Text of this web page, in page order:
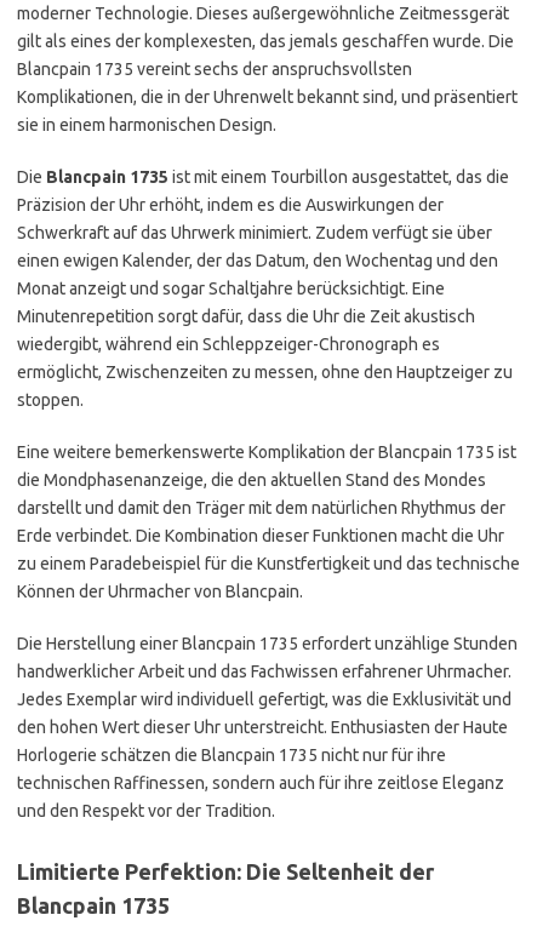
moderner Technologie. Dieses außergewöhnliche Zeitmessgerät
gilt als eines der komplexesten, das jemals geschaffen wurde. Die
Blancpain 1735 vereint sechs der anspruchsvollsten
Komplikationen, die in der Uhrenwelt bekannt sind, und präsentiert
sie in einem harmonischen Design.
Die Blancpain 1735 ist mit einem Tourbillon ausgestattet, das die
Präzision der Uhr erhöht, indem es die Auswirkungen der
Schwerkraft auf das Uhrwerk minimiert. Zudem verfügt sie über
einen ewigen Kalender, der das Datum, den Wochentag und den
Monat anzeigt und sogar Schaltjahre berücksichtigt. Eine
Minutenrepetition sorgt dafür, dass die Uhr die Zeit akustisch
wiedergibt, während ein Schleppzeiger-Chronograph es
ermöglicht, Zwischenzeiten zu messen, ohne den Hauptzeiger zu
stoppen.
Eine weitere bemerkenswerte Komplikation der Blancpain 1735 ist
die Mondphasenanzeige, die den aktuellen Stand des Mondes
darstellt und damit den Träger mit dem natürlichen Rhythmus der
Erde verbindet. Die Kombination dieser Funktionen macht die Uhr
zu einem Paradebeispiel für die Kunstfertigkeit und das technische
Können der Uhrmacher von Blancpain.
Die Herstellung einer Blancpain 1735 erfordert unzählige Stunden
handwerklicher Arbeit und das Fachwissen erfahrener Uhrmacher.
Jedes Exemplar wird individuell gefertigt, was die Exklusivität und
den hohen Wert dieser Uhr unterstreicht. Enthusiasten der Haute
Horlogerie schätzen die Blancpain 1735 nicht nur für ihre
technischen Raffinessen, sondern auch für ihre zeitlose Eleganz
und den Respekt vor der Tradition.
Limitierte Perfektion: Die Seltenheit der
Blancpain 1735